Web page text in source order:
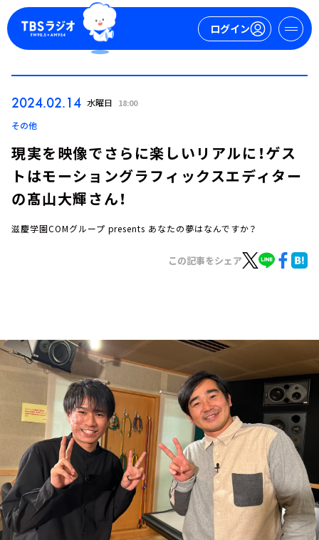
ログイン
イベント・グッズ
YouTube
会社情報
2024.02.14 水曜日 18:00
その他
現実を映像でさらに楽しいリアルに！ゲス
トはモーショングラフィックスエディター
の髙山大輝さん！
滋慶学園COMグループ presents あなたの夢はなんですか？
この記事をシェア